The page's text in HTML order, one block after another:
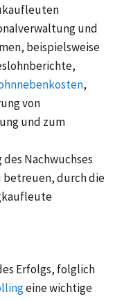
und
beispielsweise
,
von
und zum
Nachwuchses
betreuen, durch die
Erfolgs, folglich
eine wichtige